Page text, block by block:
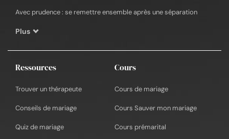
Avec prudence : se remettre ensemble après une séparation
Plus
Ressources
Trouver un thérapeute
Conseils de mariage
Quiz de mariage
Cours
Cours de mariage
Cours Sauver mon mariage
Cours prémarital